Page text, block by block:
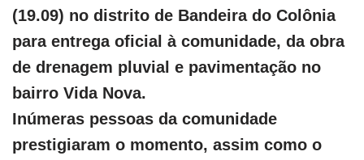
(19.09) no distrito de Bandeira do Colônia
para entrega oficial à comunidade, da obra
de drenagem pluvial e pavimentação no
bairro Vida Nova.
Inúmeras pessoas da comunidade
prestigiaram o momento, assim como o